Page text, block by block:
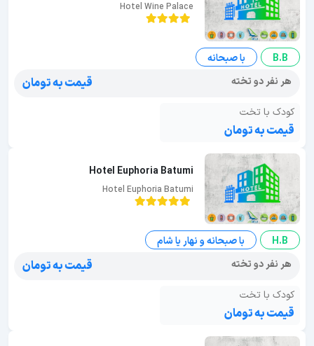
Hotel Wine Palace
B.B
با صبحانه
هر نفر دو تخته
قیمت به تومان
کودک با تخت
قیمت به تومان
Hotel Euphoria Batumi
Hotel Euphoria Batumi
H.B
با صبحانه و نهار یا شام
هر نفر دو تخته
قیمت به تومان
کودک با تخت
قیمت به تومان